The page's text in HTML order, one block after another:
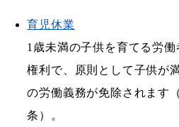
育児休業
1歳未満の子供を育てる労
権利で、原則として子供が
の労働義務が免除されます
条）。